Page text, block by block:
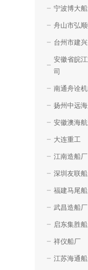
宁波博大
舟山市弘
台州市建
安徽省皖
司
南通舟诠
扬州中远
安徽澳海
大连重工
江南造船厂
深圳友联
福建马尾
武昌造船厂
启东集胜
祥仪船厂
江苏海通